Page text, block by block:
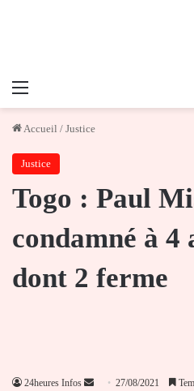
Menu
Accueil / Justice
Justice
Togo : Paul
condamné à 4
dont 2 ferme
24heures Infos
Envoyer27/08/2021